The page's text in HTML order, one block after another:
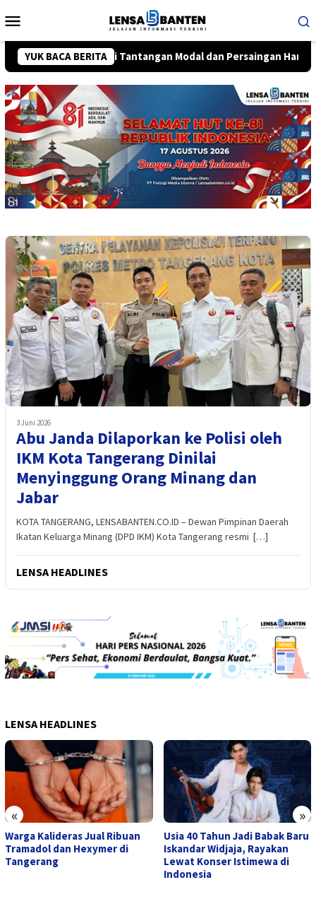
ke
Mobile
YUK BACA BERITA
Hadapi Tantangan Modal dan Persaingan Harga Online
3 Juni 2026
Abu Janda Dilaporkan ke Polisi oleh
IKM Kota Tangerang Dinilai
Menyinggung Orang Minang dan
Jabar
KOTA TANGERANG, LENSABANTEN.CO.ID – Dewan Pimpinan Daerah
Ikatan Keluarga Minang (DPD IKM) Kota Tangerang resmi […]
LENSA HEADLINES
LENSA HEADLINES
« »
Warga Kalideras Jual Ribuan
Tramadol dan Hexymer di
Tangerang
Usia 40 Tahun Jadi Babak Baru
Iskandar Widjaja, Rayakan
Lewat Konser Istimewa di
Indonesia